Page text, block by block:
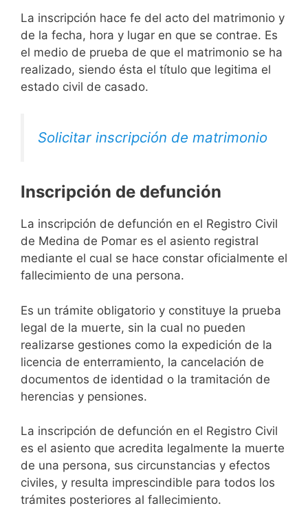
La inscripción hace fe del acto del matrimonio y
de la fecha, hora y lugar en que se contrae. Es
el medio de prueba de que el matrimonio se ha
realizado, siendo ésta el título que legitima el
estado civil de casado.
Solicitar inscripción de matrimonio
Inscripción de defunción
La inscripción de defunción en el Registro Civil
de Medina de Pomar es el asiento registral
mediante el cual se hace constar oficialmente el
fallecimiento de una persona.
Es un trámite obligatorio y constituye la prueba
legal de la muerte, sin la cual no pueden
realizarse gestiones como la expedición de la
licencia de enterramiento, la cancelación de
documentos de identidad o la tramitación de
herencias y pensiones.
La inscripción de defunción en el Registro Civil
es el asiento que acredita legalmente la muerte
de una persona, sus circunstancias y efectos
civiles, y resulta imprescindible para todos los
trámites posteriores al fallecimiento.